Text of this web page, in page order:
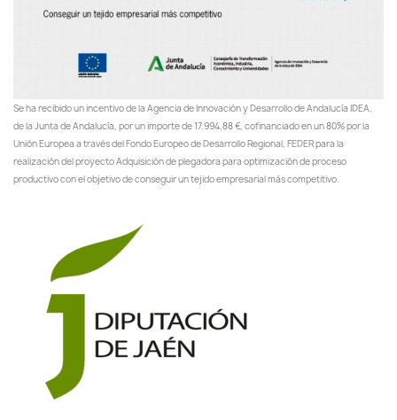
Se ha recibido un incentivo de la Agencia de Innovación y Desarrollo de Andalucía IDEA,
de la Junta de Andalucía, por un importe de 17.994,88 €, cofinanciado en un 80% por la
Unión Europea a través del Fondo Europeo de Desarrollo Regional, FEDER para la
realización del proyecto Adquisición de plegadora para optimización de proceso
productivo con el objetivo de conseguir un tejido empresarial más competitivo.